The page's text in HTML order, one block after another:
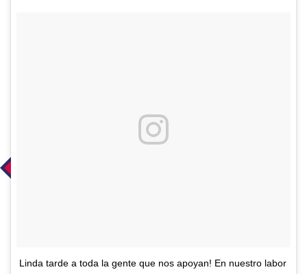
Linda tarde a toda la gente que nos apoyan! En nuestro labor